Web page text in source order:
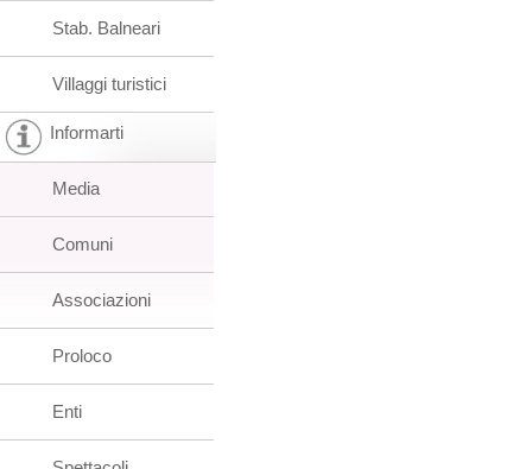
Stab. Balneari
Villaggi turistici
Informarti
Media
Comuni
Associazioni
Proloco
Enti